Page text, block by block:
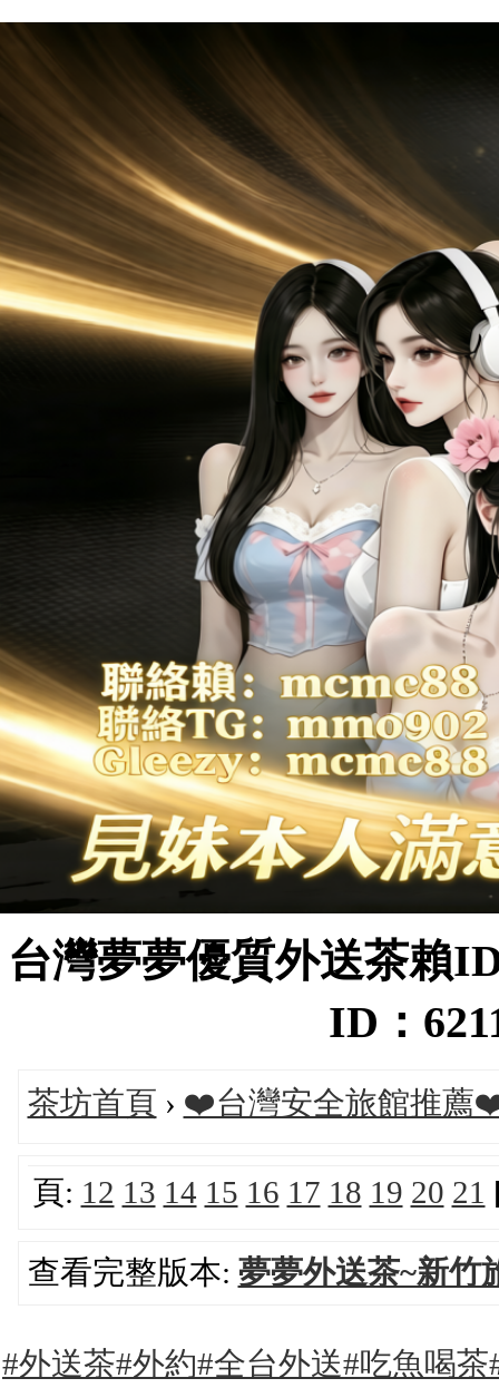
台灣夢夢優質外送茶賴
ID：
茶坊首頁 › ❤️台灣安全旅館推薦
頁: 12 13 14 15 16 17 18 19 20 21
查看完整版本: 夢夢外送茶~新竹
#外送茶#外約#全台外送#吃魚喝